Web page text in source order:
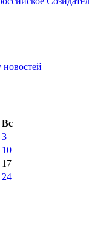
Вс
3
10
17
24